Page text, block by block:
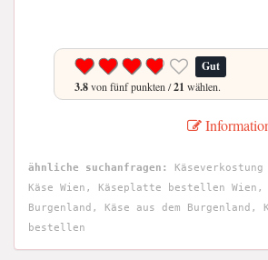
Gut
3.8von fünf punkten /21 wählen.
ähnliche suchanfragen:
Käse Wien, Käseplatte bestellen Wien,
Burgenland, Käse aus dem Burgenland,
bestellen